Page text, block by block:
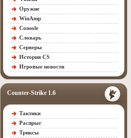
Оружие
WinAmp
Console
Словарь
Серверы
История CS
Игровые новости
Counter-Strike 1.6
Тактики
Распрыг
Триксы